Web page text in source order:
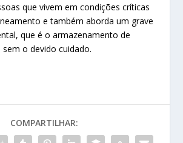
que vivem em condições críticas
e também aborda um grave
que é o armazenamento de
o devido cuidado.
COMPARTILHAR: